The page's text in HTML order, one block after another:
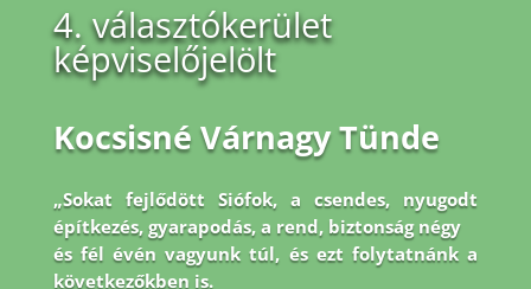
4. választókerület
képviselőjelölt
Kocsisné Várnagy Tünde
„Sokat fejlődött Siófok, a csendes, nyugodt
építkezés, gyarapodás, a rend, biztonság négy
és fél évén vagyunk túl, és ezt folytatnánk a
következőkben is.